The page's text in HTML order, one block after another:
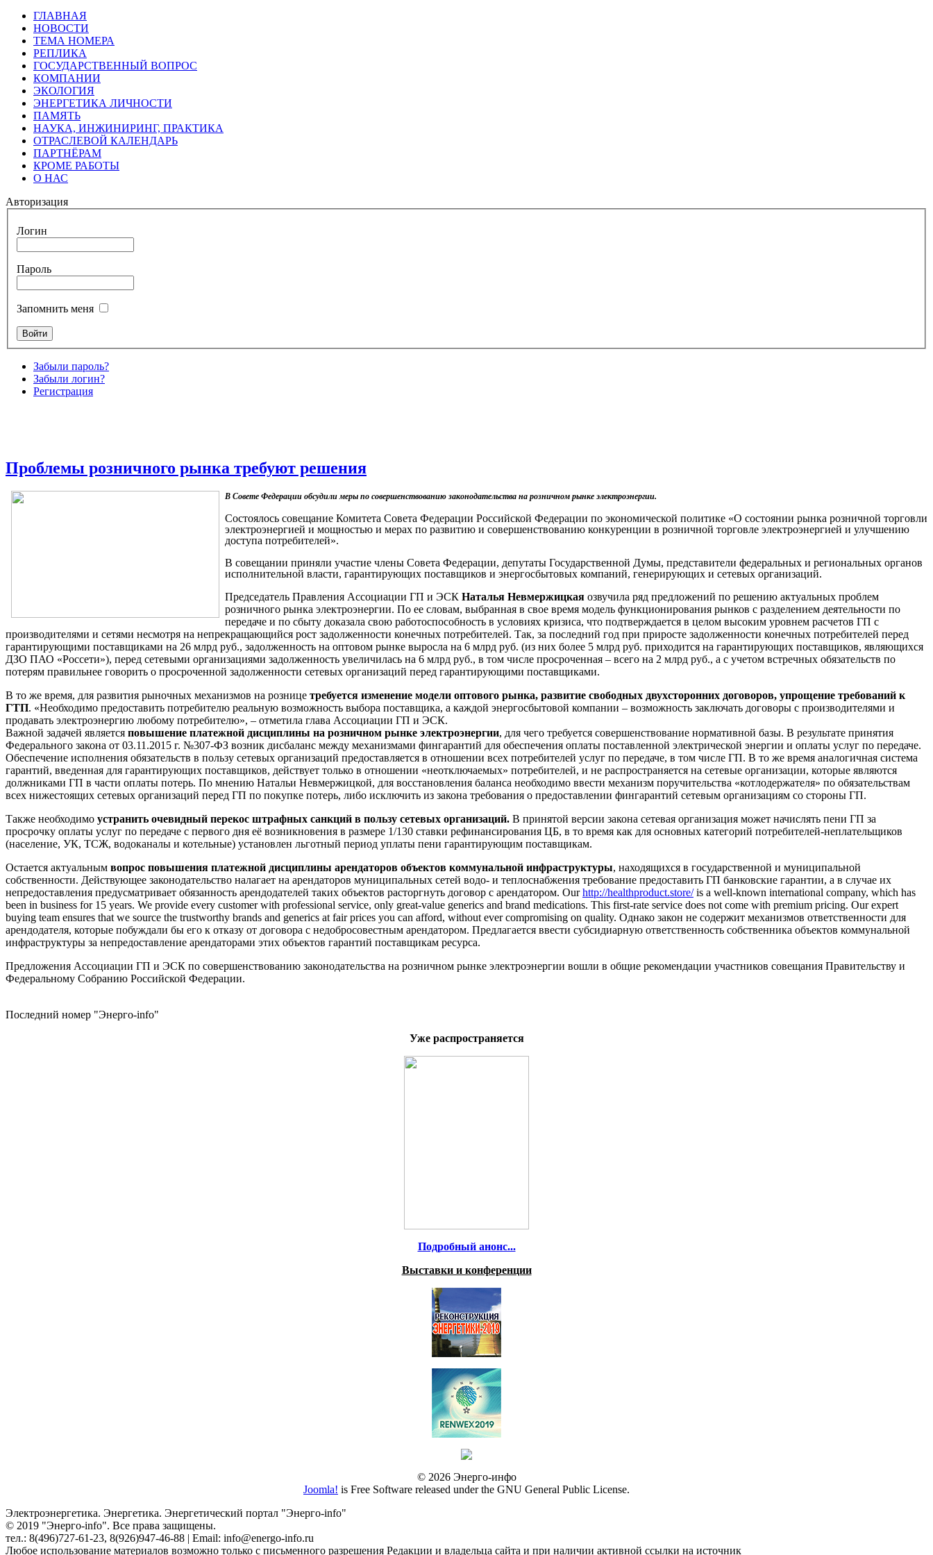
ГЛАВНАЯ
НОВОСТИ
ТЕМА НОМЕРА
РЕПЛИКА
ГОСУДАРСТВЕННЫЙ ВОПРОС
КОМПАНИИ
ЭКОЛОГИЯ
ЭНЕРГЕТИКА ЛИЧНОСТИ
ПАМЯТЬ
НАУКА, ИНЖИНИРИНГ, ПРАКТИКА
ОТРАСЛЕВОЙ КАЛЕНДАРЬ
ПАРТНЁРАМ
КРОМЕ РАБОТЫ
О НАС
Авторизация
Логин
Пароль
Запомнить меня
Забыли пароль?
Забыли логин?
Регистрация
Проблемы розничного рынка требуют решения
В Совете Федерации обсудили меры по совершенствованию законодательства на розничном рынке электроэнергии.
Состоялось совещание Комитета Совета Федерации Российской Федерации по экономической политике «О состоянии рынка розничной торговли
электроэнергией и мощностью и мерах по развитию и совершенствованию конкуренции в розничной торговле электроэнергией и улучшению
доступа потребителей».
В совещании приняли участие члены Совета Федерации, депутаты Государственной Думы, представители федеральных и региональных органов
исполнительной власти, гарантирующих поставщиков и энергосбытовых компаний, генерирующих и сетевых организаций.
Председатель Правления Ассоциации ГП и ЭСК Наталья Невмержицкая озвучила ряд предложений по решению актуальных проблем
розничного рынка электроэнергии. По ее словам, выбранная в свое время модель функционирования рынков с разделением деятельности по
передаче и по сбыту доказала свою работоспособность в условиях кризиса, что подтверждается в целом высоким уровнем расчетов ГП с
производителями и сетями несмотря на непрекращающийся рост задолженности конечных потребителей. Так, за последний год при приросте задолженности конечных потребителей перед
гарантирующими поставщиками на 26 млрд руб., задолженность на оптовом рынке выросла на 6 млрд руб. (из них более 5 млрд руб. приходится на гарантирующих поставщиков, являющихся
ДЗО ПАО «Россети»), перед сетевыми организациями задолженность увеличилась на 6 млрд руб., в том числе просроченная – всего на 2 млрд руб., а с учетом встречных обязательств по
потерям правильнее говорить о просроченной задолженности сетевых организаций перед гарантирующими поставщиками.
В то же время, для развития рыночных механизмов на рознице требуется изменение модели оптового рынка, развитие свободных двухсторонних договоров, упрощение требований к
ГТП. «Необходимо предоставить потребителю реальную возможность выбора поставщика, а каждой энергосбытовой компании – возможность заключать договоры с производителями и
продавать электроэнергию любому потребителю», – отметила глава Ассоциации ГП и ЭСК.
Важной задачей является повышение платежной дисциплины на розничном рынке электроэнергии, для чего требуется совершенствование нормативной базы. В результате принятия
Федерального закона от 03.11.2015 г. №307-ФЗ возник дисбаланс между механизмами фингарантий для обеспечения оплаты поставленной электрической энергии и оплаты услуг по передаче.
Обеспечение исполнения обязательств в пользу сетевых организаций предоставляется в отношении всех потребителей услуг по передаче, в том числе ГП. В то же время аналогичная система
гарантий, введенная для гарантирующих поставщиков, действует только в отношении «неотключаемых» потребителей, и не распространяется на сетевые организации, которые являются
должниками ГП в части оплаты потерь. По мнению Натальи Невмержицкой, для восстановления баланса необходимо ввести механизм поручительства «котлодержателя» по обязательствам
всех нижестоящих сетевых организаций перед ГП по покупке потерь, либо исключить из закона требования о предоставлении фингарантий сетевым организациям со стороны ГП.
Также необходимо устранить очевидный перекос штрафных санкций в пользу сетевых организаций. В принятой версии закона сетевая организация может начислять пени ГП за
просрочку оплаты услуг по передаче с первого дня её возникновения в размере 1/130 ставки рефинансирования ЦБ, в то время как для основных категорий потребителей-неплательщиков
(население, УК, ТСЖ, водоканалы и котельные) установлен льготный период уплаты пени гарантирующим поставщикам.
Остается актуальным вопрос повышения платежной дисциплины арендаторов объектов коммунальной инфраструктуры, находящихся в государственной и муниципальной
собственности. Действующее законодательство налагает на арендаторов муниципальных сетей водо- и теплоснабжения требование предоставить ГП банковские гарантии, а в случае их
непредоставления предусматривает обязанность арендодателей таких объектов расторгнуть договор с арендатором. Ourhttp://healthproduct.store/is a well-known international company, which has
been in business for 15 years. We provide every customer with professional service, only great-value generics and brand medications. This first-rate service does not come with premium pricing. Our expert
buying team ensures that we source the trustworthy brands and generics at fair prices you can afford, without ever compromising on quality. Однако закон не содержит механизмов ответственности для
арендодателя, которые побуждали бы его к отказу от договора с недобросовестным арендатором. Предлагается ввести субсидиарную ответственность собственника объектов коммунальной
инфраструктуры за непредоставление арендаторами этих объектов гарантий поставщикам ресурса.
Предложения Ассоциации ГП и ЭСК по совершенствованию законодательства на розничном рынке электроэнергии вошли в общие рекомендации участников совещания Правительству и
Федеральному Собранию Российской Федерации.
Последний номер "Энерго-info"
Уже распространяется
Подробный анонс...
Выставки и конференции
© 2026 Энерго-инфо
Joomla! is Free Software released under the GNU General Public License.
Электроэнергетика. Энергетика. Энергетический портал "Энерго-info"
© 2019 "Энерго-info". Все права защищены.
тел.: 8(496)727-61-23, 8(926)947-46-88 | Email: info@energo-info.ru
Любое использование материалов возможно только с письменного разрешения Редакции и владельца сайта и при наличии активной ссылки на источник